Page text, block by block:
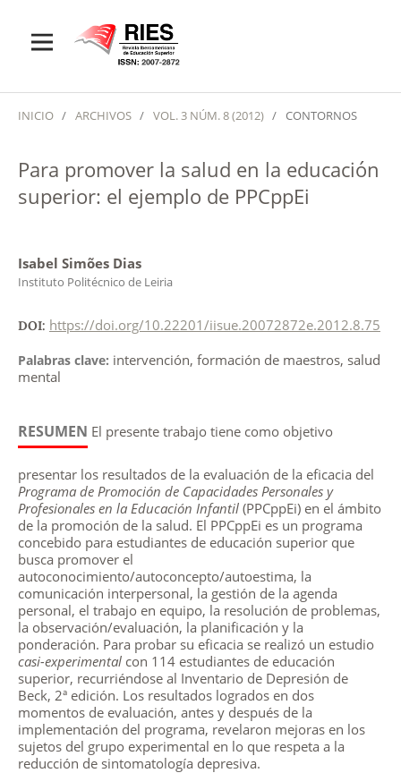
INICIO / ARCHIVOS / VOL. 3 NÚM. 8 (2012) / CONTORNOS
Para promover la salud en la educación
superior: el ejemplo de PPCppEi
Isabel Simões Dias
Instituto Politécnico de Leiria
DOI: https://doi.org/10.22201/iisue.20072872e.2012.8.75
Palabras clave: intervención, formación de maestros, salud
mental
RESUMEN El presente trabajo tiene como objetivo
presentar los resultados de la evaluación de la eficacia del
Programa de Promoción de Capacidades Personales y
Profesionales en la Educación Infantil(PPCppEi) en el ámbito
de la promoción de la salud. El PPCppEi es un programa
concebido para estudiantes de educación superior que
busca promover el
autoconocimiento/autoconcepto/autoestima, la
comunicación interpersonal, la gestión de la agenda
personal, el trabajo en equipo, la resolución de problemas,
la observación/evaluación, la planificación y la
ponderación. Para probar su eficacia se realizó un estudio
casi-experimentalcon 114 estudiantes de educación
superior, recurriéndose al Inventario de Depresión de
Beck, 2ª edición. Los resultados logrados en dos
momentos de evaluación, antes y después de la
implementación del programa, revelaron mejoras en los
sujetos del grupo experimental en lo que respeta a la
reducción de sintomatología depresiva.